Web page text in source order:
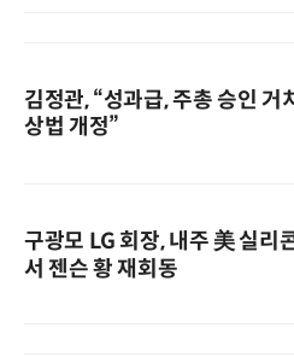
김정관, “성과급, 주총 승인 거
상법 개정”
구광모 LG 회장, 내주 美 실리
서 젠슨 황 재회동